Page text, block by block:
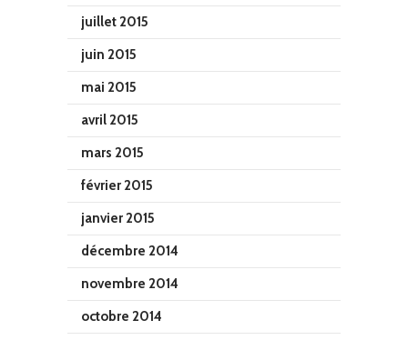
juillet 2015
juin 2015
mai 2015
avril 2015
mars 2015
février 2015
janvier 2015
décembre 2014
novembre 2014
octobre 2014